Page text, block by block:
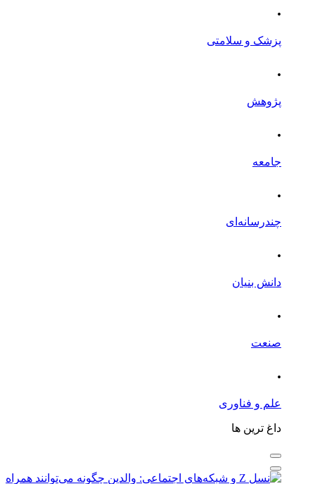
.
پزشک و سلامتی
.
پژوهش
.
جامعه
.
چندرسانه‌ای
.
دانش بنیان
.
صنعت
.
علم و فناوری
داغ ترین ها